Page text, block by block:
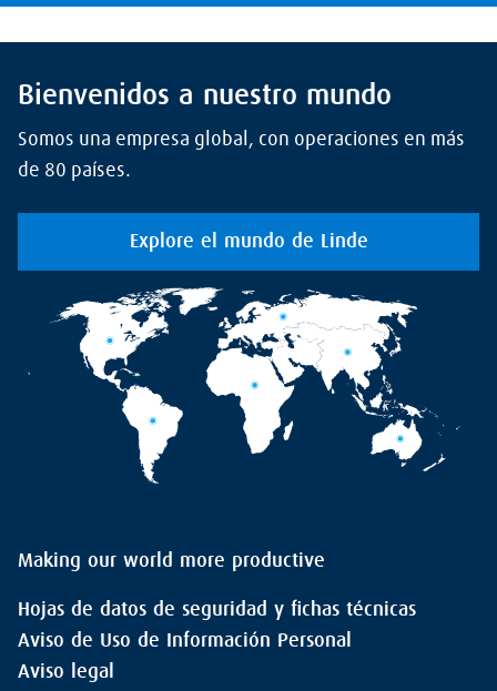
Bienvenidos a nuestro mundo
Somos una empresa global, con operaciones en más
de 80 países.
Explore el mundo de Linde
Making our world more productive
Hojas de datos de seguridad y fichas técnicas
Aviso de Uso de Información Personal
Aviso legal